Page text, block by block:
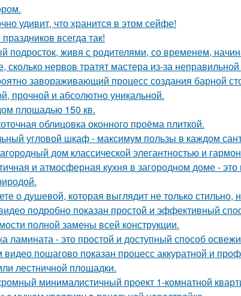
удивит, что хранится в этом сейфе!
всегда так!
подросток, живя с родителями, со временем,
сколько нервов тратят мастера из-за
завораживающий процесс создания барной
прочной и абсолютно уникальной.
площадью 150 кв.
облицовка оконного проёма плиткой.
угловой шкаф - максимум пользы в каждом
дом классической элегантностью и
и атмосферная кухня в загородном доме -
о душевой, которая выглядит не только стильно,
подробно показан простой и эффективный
полной замены всей конструкции.
ламината - это простой и доступный способ
видео пошагово показан процесс аккуратной и
лестничной площадки.
минималистичный проект 1-комнатной